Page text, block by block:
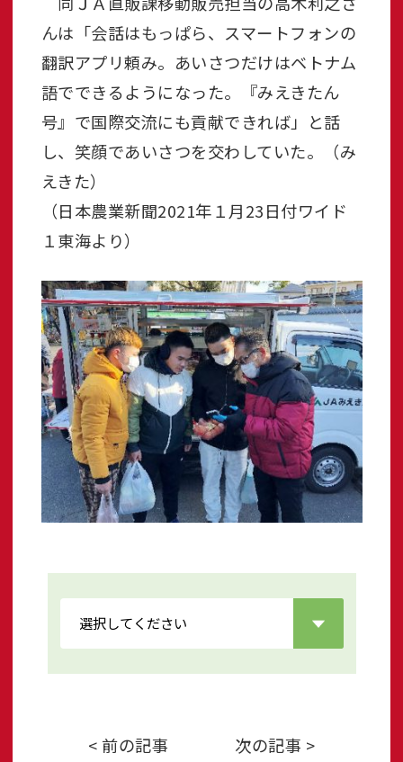
んは「会話はもっぱら、スマートフォンの
翻訳アプリ頼み。あいさつだけはベトナム
語でできるようになった。『みえきたん
号』で国際交流にも貢献できれば」と話
し、笑顔であいさつを交わしていた。（み
えきた）
（日本農業新聞2021年１月23日付ワイド
１東海より）
< 前の記事 次の記事 >